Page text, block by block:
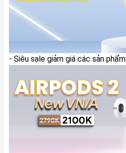
- Siêu sale giảm giá các sản phẩm